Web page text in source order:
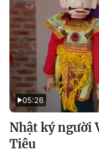
05:26
Nhật ký người
Tiêu